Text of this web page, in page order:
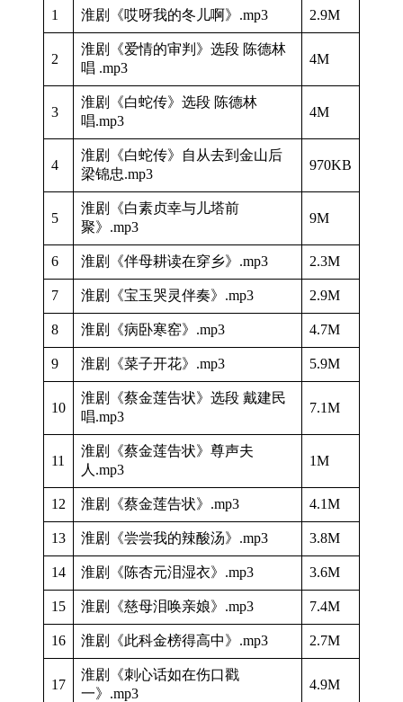
1 淮剧《哎呀我的冬儿啊》.mp3 2.9M
2
淮剧《爱情的审判》选段 陈德林
唱 .mp3
4M
3
淮剧《白蛇传》选段 陈德林
唱.mp3
4M
4
淮剧《白蛇传》自从去到金山后
梁锦忠.mp3
970KB
5
淮剧《白素贞幸与儿塔前
聚》.mp3
9M
6 淮剧《伴母耕读在穿乡》.mp3 2.3M
7 淮剧《宝玉哭灵伴奏》.mp3 2.9M
8 淮剧《病卧寒窑》.mp3 4.7M
9 淮剧《菜子开花》.mp3 5.9M
10
淮剧《蔡金莲告状》选段 戴建民
唱.mp3
7.1M
11
淮剧《蔡金莲告状》尊声夫
人.mp3
1M
12 淮剧《蔡金莲告状》.mp3 4.1M
13 淮剧《尝尝我的辣酸汤》.mp3 3.8M
14 淮剧《陈杏元泪湿衣》.mp3 3.6M
15 淮剧《慈母泪唤亲娘》.mp3 7.4M
16 淮剧《此科金榜得高中》.mp3 2.7M
17
淮剧《刺心话如在伤口戳
一》.mp3
4.9M